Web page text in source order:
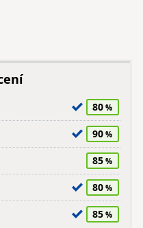
80
90
85
80
85